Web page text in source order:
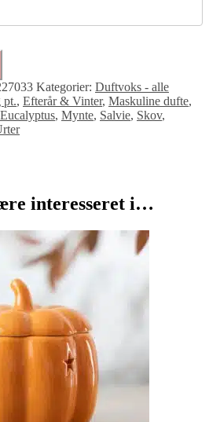
Kategorier: Duftvoks - alle
pt., Efterår & Vinter, Maskuline dufte,
Eucalyptus, Mynte, Salvie, Skov,
interesseret i…